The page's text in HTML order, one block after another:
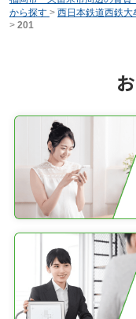
から探す > 西日本鉄道西鉄大
> 201